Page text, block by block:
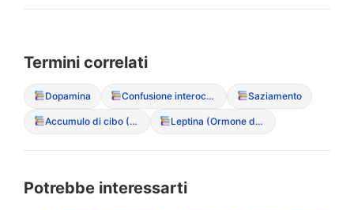
Termini correlati
Dopamina Confusione interocettiva (incapacit? di sentire fame/saziet?) Saziamento
Accumulo di cibo (Hoarding) Leptina (Ormone della saziet?)
Potrebbe interessarti